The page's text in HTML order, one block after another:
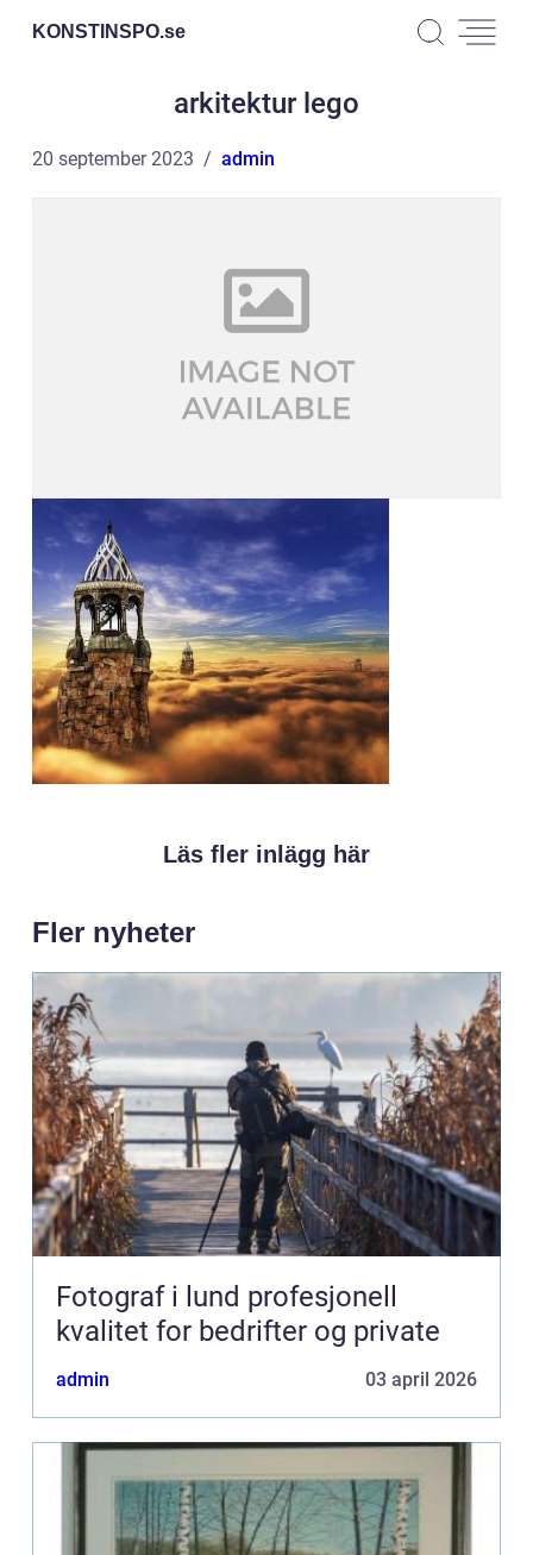
KONSTINSPO.se
arkitektur lego
20 september 2023 admin
Läs fler inlägg här
Fler nyheter
Fotograf i lund profesjonell
kvalitet for bedrifter og private
admin 03 april 2026